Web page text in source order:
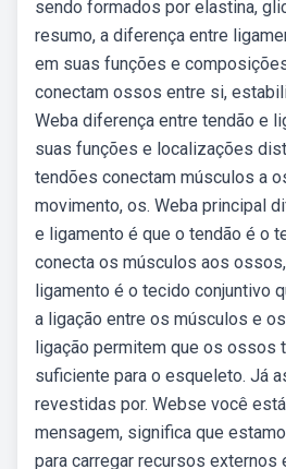
sendo formados por elastina,
resumo, a diferença entre
em suas funções e
conectam ossos entre si,
Weba diferença entre tendão e
suas funções e localizações
tendões conectam músculos a
movimento, os. Weba principal
e ligamento é que o tendão é o
conecta os músculos aos
ligamento é o tecido conjuntivo
a ligação entre os músculos e
ligação permitem que os ossos
suficiente para o esqueleto. Já
revestidas por. Webse você
mensagem, significa que
para carregar recursos externos